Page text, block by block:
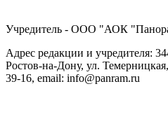
Учредитель - ООО "АОК
Адрес редакции и учредителя:
Ростов-на-Дону, ул.
39-16, email: info@panram.ru